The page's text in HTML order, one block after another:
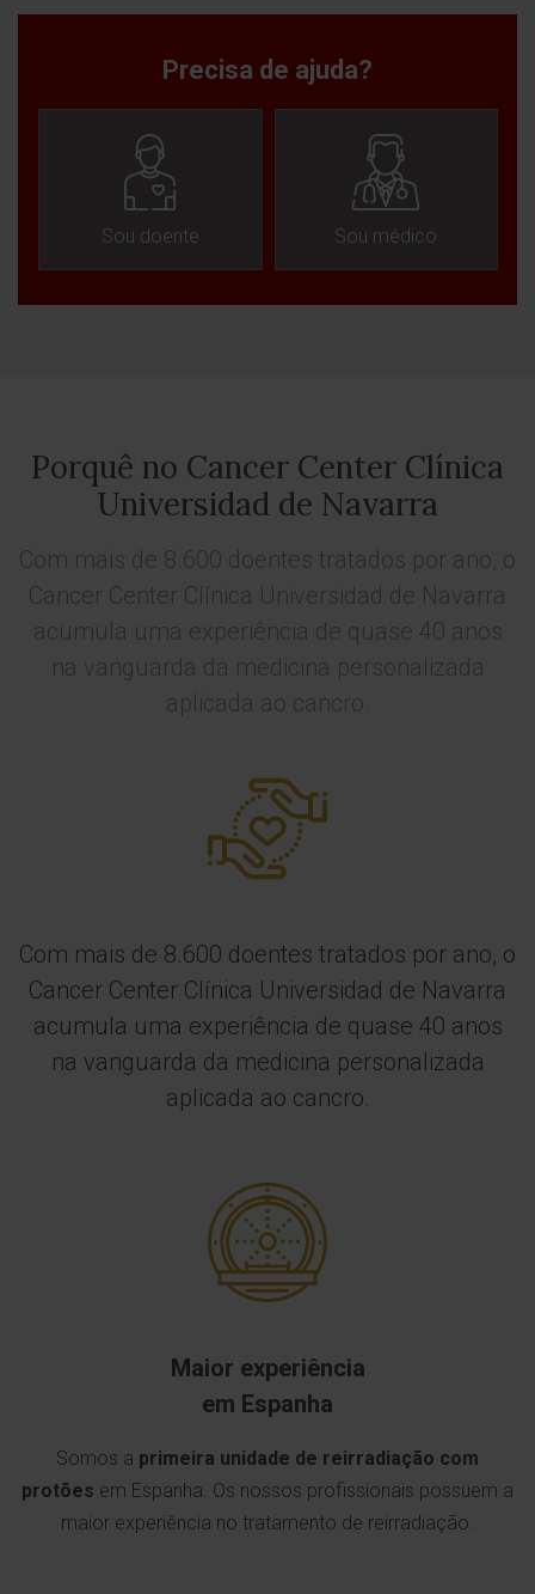
Precisa de ajuda?
Sou doente Sou médico
Porquê no Cancer Center Clínica
Universidad de Navarra
Com mais de 8.600 doentes tratados por ano, o
Cancer Center Clínica Universidad de Navarra
acumula uma experiência de quase 40 anos
na vanguarda da medicina personalizada
aplicada ao cancro.
Com mais de 8.600 doentes tratados por ano, o
Cancer Center Clínica Universidad de Navarra
acumula uma experiência de quase 40 anos
na vanguarda da medicina personalizada
aplicada ao cancro.
Maior experiência
em Espanha
Somos a primeira unidade de reirradiação com
protões em Espanha. Os nossos profissionais possuem a
maior experiência no tratamento de reirradiação.